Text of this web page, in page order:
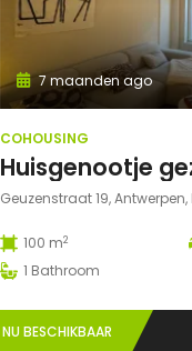
7 maanden ago
COHOUSING
Geuzenstraat 19, Antwerpen,
100 m2
1 Bathroom
NU BESCHIKBAAR